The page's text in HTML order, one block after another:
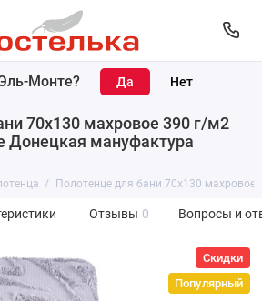
Монте?
70х130 махровое 390 г/м2
Донецкая мануфактура
Полотенце для бани 70х130
Отзывы 0 Вопросы и
Скидки
Популярный